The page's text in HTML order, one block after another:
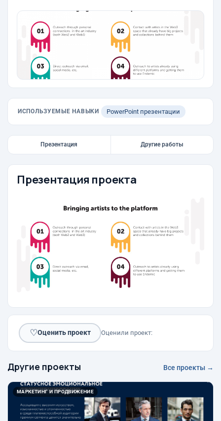
ИСПОЛЬЗУЕМЫЕ НАВЫКИ PowerPoint презентации
Презентация Другие работы
Презентация проекта
♡Оценить проект Оценили проект:
Другие проекты Все проекты →
МАРКЕТИНГ И ПРОДВИЖЕНИЕ